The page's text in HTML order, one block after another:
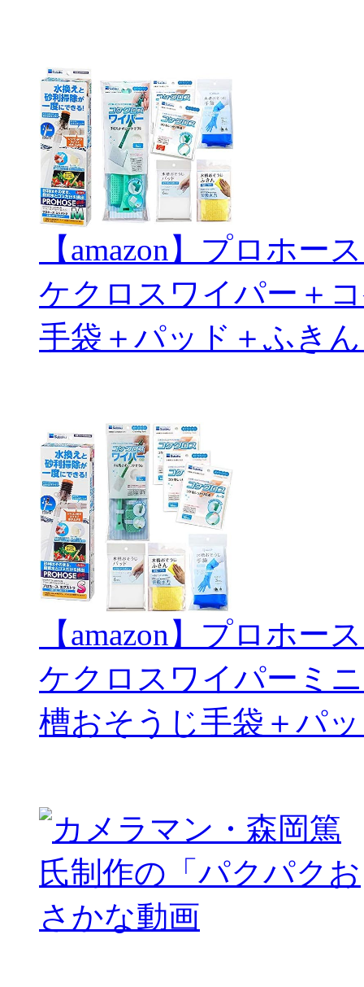
【amazon】プロホ
ケクロスワイパー＋
手袋＋パッド＋ふき
【amazon】プロホー
ケクロスワイパーミ
槽おそうじ手袋＋パ